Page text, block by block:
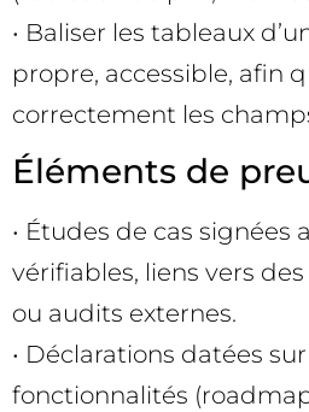
• Baliser les tableaux
propre, accessible, afin
correctement les
Éléments de
• Études de cas signées
vérifiables, liens vers
ou audits externes.
• Déclarations datées
fonctionnalités